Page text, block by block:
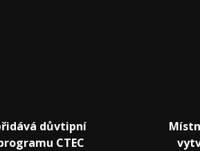
důvtipní
CTEC